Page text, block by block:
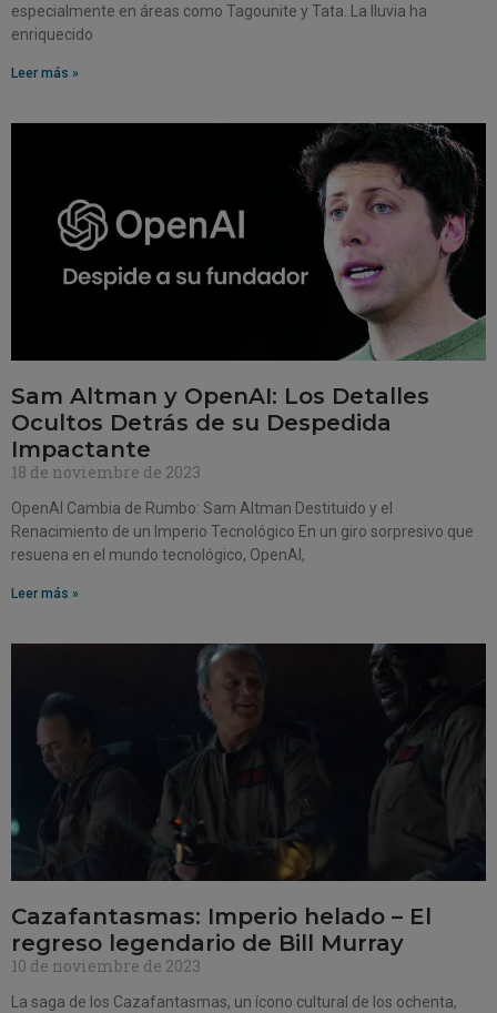
especialmente en áreas como Tagounite y Tata. La lluvia ha
enriquecido
Leer más »
Sam Altman y OpenAI: Los Detalles
Ocultos Detrás de su Despedida
Impactante
18 de noviembre de 2023
OpenAI Cambia de Rumbo: Sam Altman Destituido y el
Renacimiento de un Imperio Tecnológico En un giro sorpresivo que
resuena en el mundo tecnológico, OpenAI,
Leer más »
Cazafantasmas: Imperio helado – El
regreso legendario de Bill Murray
10 de noviembre de 2023
La saga de los Cazafantasmas, un ícono cultural de los ochenta,